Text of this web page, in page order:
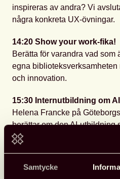
Samtycke
inspireras av andra? Vi
några konkreta UX-övningar.
14:20 Show your work-fika!
Berätta för varandra vad som
egna
och innovation.
15:30 Internutbildning om AI
Helena Francke på
berättar om den AI-utbildning
personal tillsammans med
16.15 Sammanfattning av